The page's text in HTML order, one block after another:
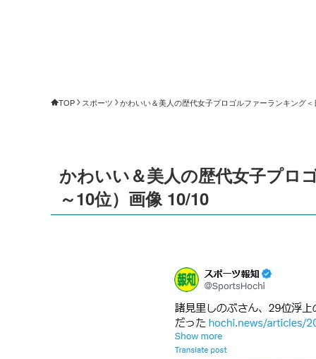
TOP スポーツ かわいい＆美人の歴代女子プロゴルファーランキング
かわいい＆美人の歴代女子プロ
～10位）画像 10/10